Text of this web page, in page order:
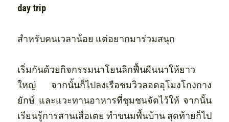
day trip
สำหรับคนเวลาน้อย แต่อยากมาร่วมสนุก
เริ่มกันด้วยกิจกรรมนาโยนลิกฟื้นผืนนาให้ยาว
ใหญ่ จากนั้นก็ไปลงเรือชมวิวลอดอุโมงโกงกาง
ยักษ์ และแวะทานอาหารที่ชุมชนจัดไว้ให้ จากนั้น
เรียนรู้การสานเสื่อเตย ทำขนมพื้นบ้าน สุดท้ายก็ไป